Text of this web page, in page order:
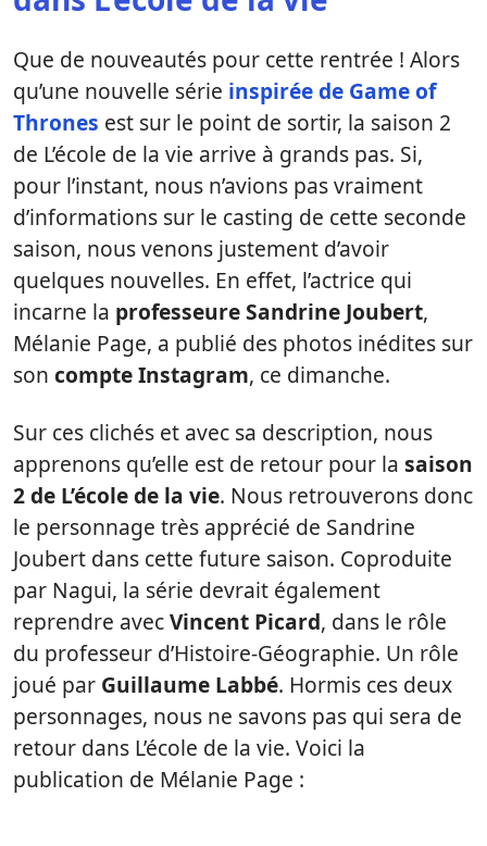
Que de nouveautés pour cette rentrée ! Alors
qu’une nouvelle série inspirée de Game of
Thrones est sur le point de sortir, la saison 2
de L’école de la vie arrive à grands pas. Si,
pour l’instant, nous n’avions pas vraiment
d’informations sur le casting de cette seconde
saison, nous venons justement d’avoir
quelques nouvelles. En effet, l’actrice qui
incarne la professeure Sandrine Joubert,
Mélanie Page, a publié des photos inédites sur
son compte Instagram, ce dimanche.
Sur ces clichés et avec sa description, nous
apprenons qu’elle est de retour pour la saison
2 de L’école de la vie. Nous retrouverons donc
le personnage très apprécié de Sandrine
Joubert dans cette future saison. Coproduite
par Nagui, la série devrait également
reprendre avecVincent Picard, dans le rôle
du professeur d’Histoire-Géographie. Un rôle
joué par Guillaume Labbé. Hormis ces deux
personnages, nous ne savons pas qui sera de
retour dans L’école de la vie. Voici la
publication de Mélanie Page :